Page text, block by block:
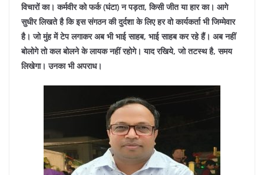
विचारों का। कर्मवीर को फर्क (घंटा) न पड़ता, किसी जीत या हार का। आगे
सुधीर लिखते है कि इस संगठन की दुर्दशा के लिए हर वो कार्यकर्ता भी जिम्मेवार
है। जो मुंह में टेप लगाकर अब भी भाई साहब, भाई साहब कर रहे हैं। अब नहीं
बोलोगे तो कल बोलने के लायक नहीं रहोगे। याद रखिये, जो तटस्थ है, समय
लिखेगा। उनका भी अपराध।